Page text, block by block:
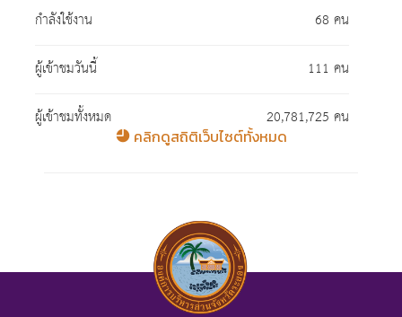
กำลังใช้งาน
68 คน
ผู้เข้าชมวันนี้
111 คน
ผู้เข้าชมทั้งหมด
20,781,725 คน
คลิกดูสถิติเว็บไซต์ทั้งหมด